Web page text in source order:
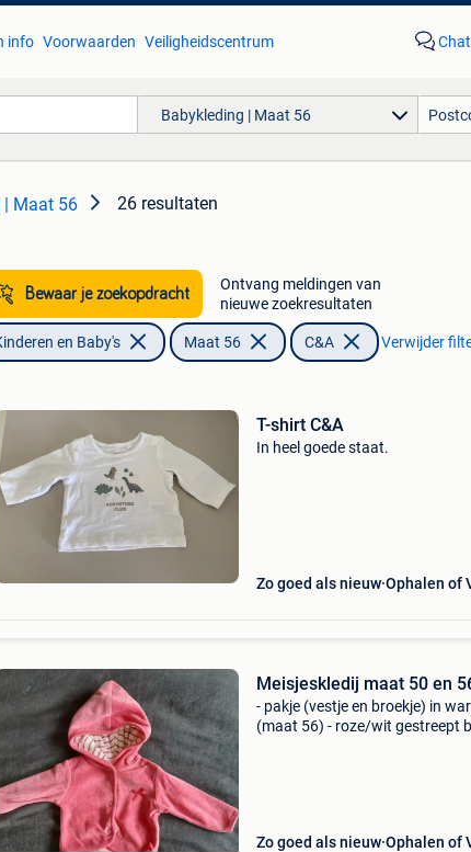
info Voorwaarden Veiligheidscentrum Chat
Babykleding | Maat 56
| Maat 56 26 resultaten
Bewaar je zoekopdracht
Ontvang meldingen van
nieuwe zoekresultaten
en Baby's Maat 56 C&A Verwijder
T-shirt C&A
In heel goede staat.
Zo goed als nieuw Ophalen of
Meisjeskledij maat 50 en
- pakje (vestje en broekje) in
(maat 56) - roze/wit gestreept
Zo goed als nieuw Ophalen of